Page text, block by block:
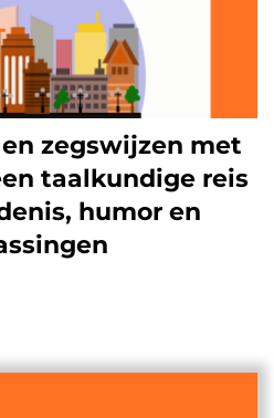
zegswijzen met
taalkundige reis
humor en